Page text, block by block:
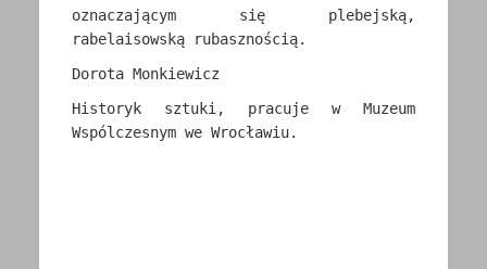
oznaczającym się plebejską,
rabelaisowską rubasznością.
Dorota Monkiewicz
Historyk sztuki, pracuje w Muzeum
Wspólczesnym we Wrocławiu.